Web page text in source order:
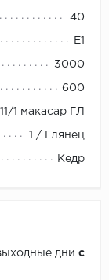
40
E1
3000
600
1 макасар ГЛ
1 / Глянец
Кедр
дни с